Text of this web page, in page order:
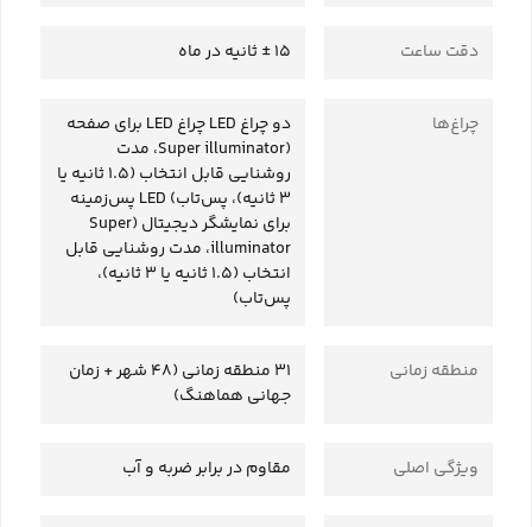
دقت ساعت 15 ± ثانیه در ماه
چراغ‌ها
دو چراغ LED چراغ LED برای صفحه
(Super illuminator، مدت
روشنایی قابل انتخاب (1.5 ثانیه یا
3 ثانیه)، پس‌تاب) LED پس‌زمینه
برای نمایشگر دیجیتال (Super
illuminator، مدت روشنایی قابل
انتخاب (1.5 ثانیه یا 3 ثانیه)،
پس‌تاب)
منطقه زمانی
31 منطقه زمانی (48 شهر + زمان
جهانی هماهنگ)
ویژگی‌ اصلی مقاوم در برابر ضربه و آب